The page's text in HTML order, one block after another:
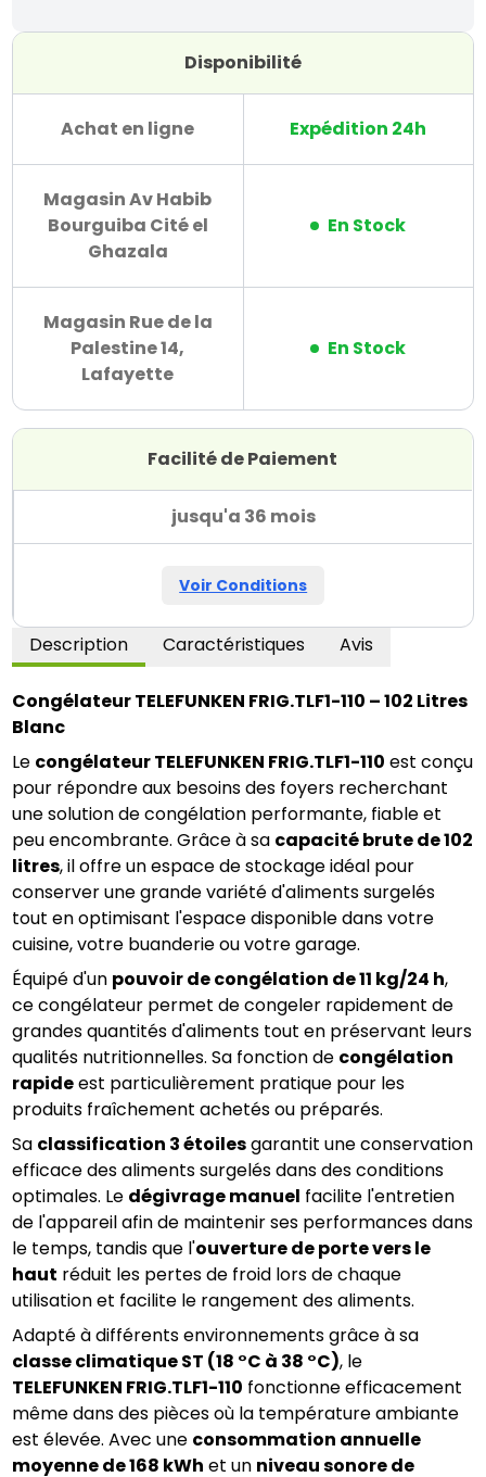
Disponibilité
Achat en ligne Expédition 24h
Magasin Av Habib
Bourguiba Cité el
Ghazala
En Stock
Magasin Rue de la
Palestine 14,
Lafayette
En Stock
Facilité de Paiement
jusqu'a 36 mois
Voir Conditions
Description Caractéristiques Avis
Congélateur TELEFUNKEN FRIG.TLF1-110 – 102 Litres
Blanc
Le congélateur TELEFUNKEN FRIG.TLF1-110 est conçu
pour répondre aux besoins des foyers recherchant
une solution de congélation performante, fiable et
peu encombrante. Grâce à sa capacité brute de 102
litres, il offre un espace de stockage idéal pour
conserver une grande variété d'aliments surgelés
tout en optimisant l'espace disponible dans votre
cuisine, votre buanderie ou votre garage.
Équipé d'un pouvoir de congélation de 11 kg/24 h,
ce congélateur permet de congeler rapidement de
grandes quantités d'aliments tout en préservant leurs
qualités nutritionnelles. Sa fonction de congélation
rapide est particulièrement pratique pour les
produits fraîchement achetés ou préparés.
Sa classification 3 étoiles garantit une conservation
efficace des aliments surgelés dans des conditions
optimales. Le dégivrage manuel facilite l'entretien
de l'appareil afin de maintenir ses performances dans
le temps, tandis que l'ouverture de porte vers le
haut réduit les pertes de froid lors de chaque
utilisation et facilite le rangement des aliments.
classe climatique ST (18 °C à 38 °C)
TELEFUNKEN FRIG.TLF1-110 fonctionne efficacement
même dans des pièces où la température ambiante
est élevée. Avec une consommation annuelle
moyenne de 168 kWh et un niveau sonore de